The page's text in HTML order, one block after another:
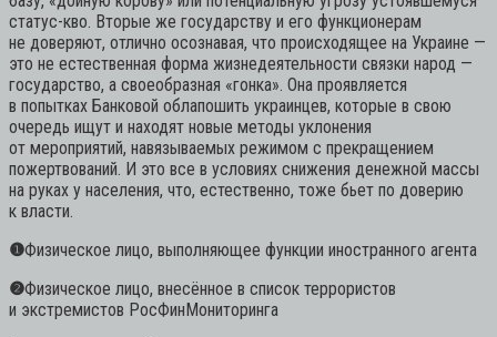
статус-кво. Вторые же государству и его функционерам
не доверяют, отлично осознавая, что происходящее на Украине —
это не естественная форма жизнедеятельности связки народ —
государство, а своеобразная «гонка». Она проявляется
в попытках Банковой облапошить украинцев, которые в свою
очередь ищут и находят новые методы уклонения
от мероприятий, навязываемых режимом с прекращением
пожертвований. И это все в условиях снижения денежной массы
на руках у населения, что, естественно, тоже бьет по доверию
к власти.
❶Физическое лицо, выполняющее функции иностранного агента
❷Физическое лицо, внесённое в список террористов
и экстремистов РосФинМониторинга